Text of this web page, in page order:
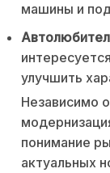
машины и
улучшить
Независимо
понимание
актуальных